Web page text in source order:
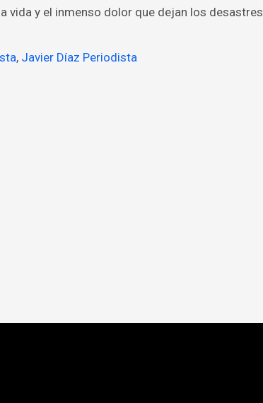
vida y el inmenso dolor que dejan los desastres
, Javier Díaz Periodista